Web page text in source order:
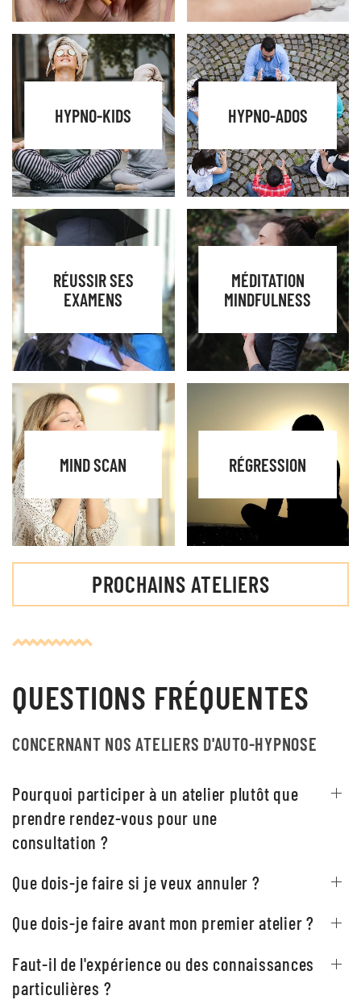
HYPNO-KIDS HYPNO-ADOS
RÉUSSIR SES
EXAMENS
MÉDITATION
MINDFULNESS
MIND SCAN RÉGRESSION
PROCHAINS ATELIERS
QUESTIONS FRÉQUENTES
CONCERNANT NOS ATELIERS D'AUTO-HYPNOSE
Pourquoi participer à un atelier plutôt que
prendre rendez-vous pour une
consultation ?
Que dois-je faire si je veux annuler ?
Que dois-je faire avant mon premier atelier ?
Faut-il de l'expérience ou des connaissances
particulières ?